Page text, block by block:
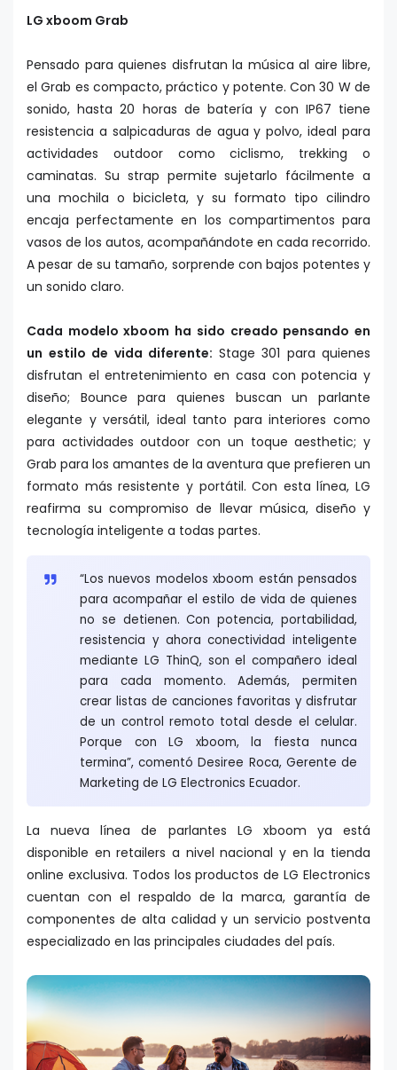
LG xboom Grab
Pensado para quienes disfrutan la música al aire libre,
el Grab es compacto, práctico y potente. Con 30 W de
sonido, hasta 20 horas de batería y con IP67 tiene
resistencia a salpicaduras de agua y polvo, ideal para
actividades outdoor como ciclismo, trekking o
caminatas. Su strap permite sujetarlo fácilmente a
una mochila o bicicleta, y su formato tipo cilindro
encaja perfectamente en los compartimentos para
vasos de los autos, acompañándote en cada recorrido.
A pesar de su tamaño, sorprende con bajos potentes y
un sonido claro.
Cada modelo xboom ha sido creado pensando en
un estilo de vida diferente: Stage 301 para quienes
disfrutan el entretenimiento en casa con potencia y
diseño; Bounce para quienes buscan un parlante
elegante y versátil, ideal tanto para interiores como
para actividades outdoor con un toque aesthetic; y
Grab para los amantes de la aventura que prefieren un
formato más resistente y portátil. Con esta línea, LG
reafirma su compromiso de llevar música, diseño y
tecnología inteligente a todas partes.
“Los nuevos modelos xboom están pensados
para acompañar el estilo de vida de quienes
no se detienen. Con potencia, portabilidad,
resistencia y ahora conectividad inteligente
mediante LG ThinQ, son el compañero ideal
para cada momento. Además, permiten
crear listas de canciones favoritas y disfrutar
de un control remoto total desde el celular.
Porque con LG xboom, la fiesta nunca
termina”, comentó Desiree Roca, Gerente de
Marketing de LG Electronics Ecuador.
La nueva línea de parlantes LG xboom ya está
disponible en retailers a nivel nacional y en la tienda
online exclusiva. Todos los productos de LG Electronics
cuentan con el respaldo de la marca, garantía de
componentes de alta calidad y un servicio postventa
especializado en las principales ciudades del país.